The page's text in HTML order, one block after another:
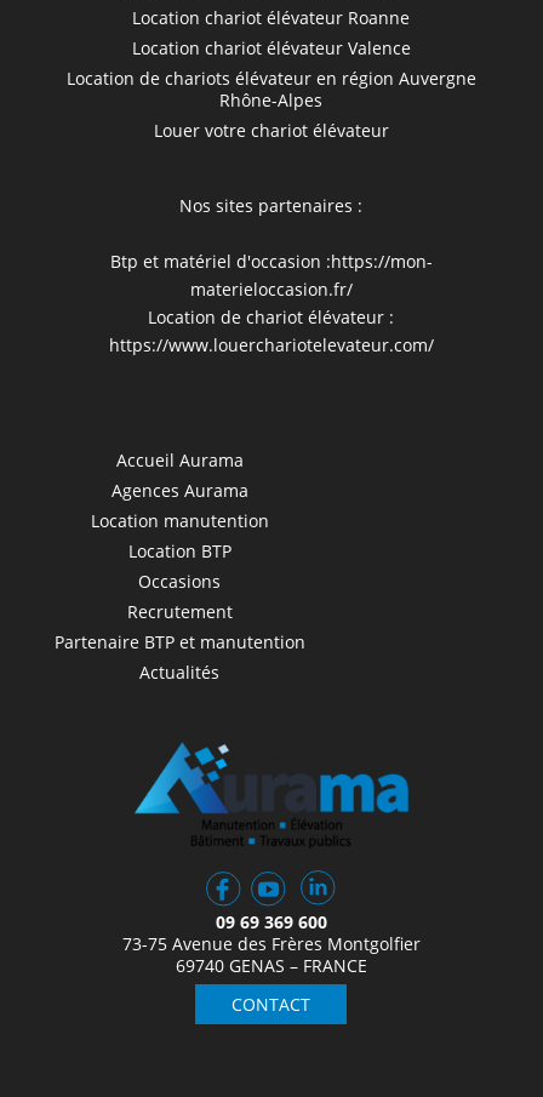
Location chariot élévateur Roanne
Location chariot élévateur Valence
Location de chariots élévateur en région Auvergne
Rhône-Alpes
Louer votre chariot élévateur
Nos sites partenaires :
Btp et matériel d'occasion :https://mon-
materieloccasion.fr/
Location de chariot élévateur :
https://www.louerchariotelevateur.com/
Accueil Aurama
Agences Aurama
Location manutention
Location BTP
Occasions
Recrutement
Partenaire BTP et manutention
Actualités
09 69 369 600
73-75 Avenue des Frères Montgolfier
69740 GENAS – FRANCE
CONTACT